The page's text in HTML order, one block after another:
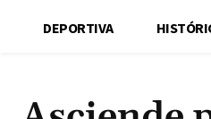
DEPORTIVA